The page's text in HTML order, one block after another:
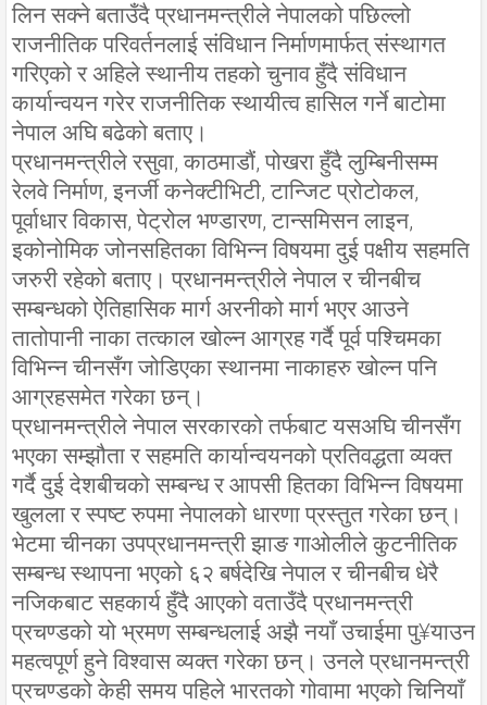
लिन सक्ने बताउँदै प्रधानमन्त्रीले नेपालको पछिल्लो
राजनीतिक परिवर्तनलाई संविधान निर्माणमार्फत् संस्थागत
गरिएको र अहिले स्थानीय तहको चुनाव हुँदै संविधान
कार्यान्वयन गरेर राजनीतिक स्थायीत्व हासिल गर्ने बाटोमा
नेपाल अघि बढेको बताए।
प्रधानमन्त्रीले रसुवा, काठमाडौं, पोखरा हुँदै लुम्बिनीसम्म
रेलवे निर्माण, इनर्जी कनेक्टीभिटी, टान्जिट प्रोटोकल,
पूर्वाधार विकास, पेट्रोल भण्डारण, टान्समिसन लाइन,
इकोनोमिक जोनसहितका विभिन्न विषयमा दुई पक्षीय सहमति
जरुरी रहेको बताए। प्रधानमन्त्रीले नेपाल र चीनबीच
सम्बन्धको ऐतिहासिक मार्ग अरनीको मार्ग भएर आउने
तातोपानी नाका तत्काल खोल्न आग्रह गर्दै पूर्व पश्चिमका
विभिन्न चीनसँग जोडिएका स्थानमा नाकाहरु खोल्न पनि
आग्रहसमेत गरेका छन्।
प्रधानमन्त्रीले नेपाल सरकारको तर्फबाट यसअघि चीनसँग
भएका सम्झौता र सहमति कार्यान्वयनको प्रतिवद्धता व्यक्त
गर्दै दुई देशबीचको सम्बन्ध र आपसी हितका विभिन्न विषयमा
खुलला र स्पष्ट रुपमा नेपालको धारणा प्रस्तुत गरेका छन्।
भेटमा चीनका उपप्रधानमन्त्री झाङ गाओलीले कुटनीतिक
सम्बन्ध स्थापना भएको ६२ बर्षदेखि नेपाल र चीनबीच धेरै
नजिकबाट सहकार्य हुँदै आएको वताउँदै प्रधानमन्त्री
प्रचण्डको यो भ्रमण सम्बन्धलाई अझै नयाँ उचाईमा पु¥याउन
महत्वपूर्ण हुने विश्वास व्यक्त गरेका छन्। उनले प्रधानमन्त्री
प्रचण्डको केही समय पहिले भारतको गोवामा भएको चिनियाँ